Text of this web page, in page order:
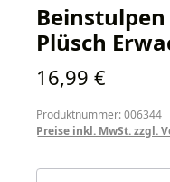
Plüsch
Regulärer Preis:
16,99 €
Produktnummer: 006344
Preise inkl. MwSt. zzgl.